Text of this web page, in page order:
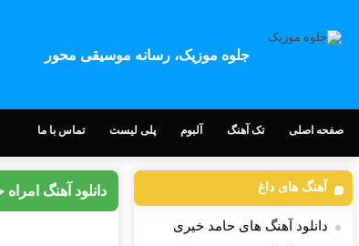
جلوه موزیک، رسانه موسیقی محور
صفحه اصلی تک آهنگ آلبوم پلی لیست تماس با ما
دانلود آهنگ امراه آهنگ های داغ
دانلود آهنگ های حامد خیری